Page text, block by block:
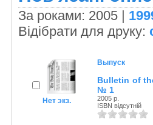
За роками: 2005 |
Відібрати для друку:
Нет экз.
Выпуск
Bulletin of
№ 1
2005 р.
ISBN відсутній